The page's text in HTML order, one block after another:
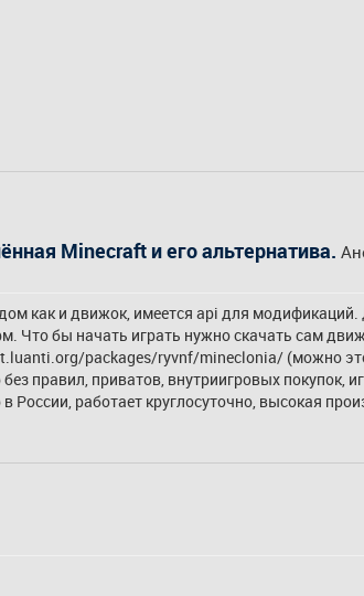
Minecraft и его альтернатива.
как и движок, имеется api для
packages/ryvnf/mineclonia/ (можно
правил, приватов, внутриигровых покупок,
работает круглосуточно, высокая